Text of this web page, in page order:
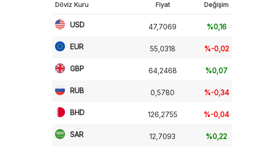
Döviz Kuru Fiyat Değişim
USD 47,7069 %0,16
EUR 55,0318 %-0,02
GBP 64,2468 %0,07
RUB 0,5780 %-0,34
BHD 126,2755 %-0,04
SAR 12,7093 %0,22